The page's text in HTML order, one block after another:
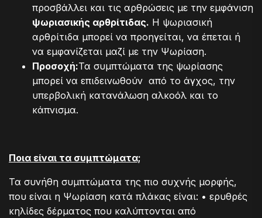
προσβάλλει και τις αρθρώσεις με την εμφάνιση
ψωριασικής αρθρίτιδας. Η ψωριασική
αρθρίτιδα μπορεί να προηγείται, να έπεται ή
να εμφανίζεται μαζί με την Ψωρίαση.
Προσοχή:Τα συμπτώματα της ψωρίασης
μπορεί να επιδεινωθούν από το άγχος, την
υπερβολική κατανάλωση αλκοόλ και το
κάπνισμα.
Ποια είναι τα συμπτώματα;
Τα συνήθη συμπτώματα της πιο συχνής μορφής,
που είναι η Ψωρίαση κατά πλάκας είναι: • ερυθρές
κηλίδες δέρματος που καλύπτονται από